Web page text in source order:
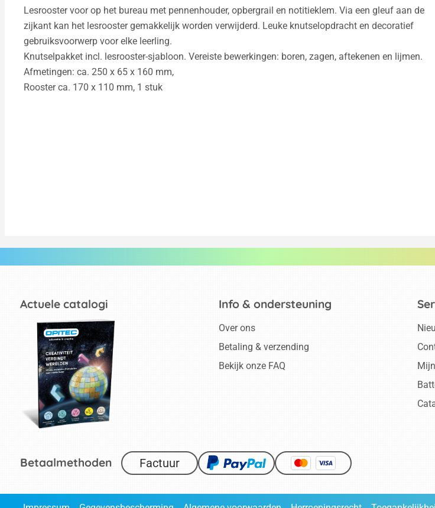
Lesrooster voor op het bureau met pennenhouder, opbergrail en notitieklem. Via een gleuf aan de
zijkant kan het lesrooster gemakkelijk worden verwijderd. Leuke knutselopdracht en decoratief
gebruiksvoorwerp voor elke leerling.
Knutselpakket incl. lesrooster-sjabloon. Vereiste bewerkingen: boren, zagen, aftekenen en lijmen.
Afmetingen: ca. 250 x 65 x 160 mm,
Rooster ca. 170 x 110 mm, 1 stuk
Actuele catalogi Info & ondersteuning
Over ons
Betaling & verzending
Bekijk onze FAQ
Betaalmethoden Factuur